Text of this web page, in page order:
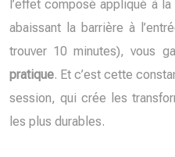
l’effet composé appliqué à
abaissant la barrière à
trouver 10 minutes), vous
pratique. Et c’est cette
session, qui crée les
les plus durables.